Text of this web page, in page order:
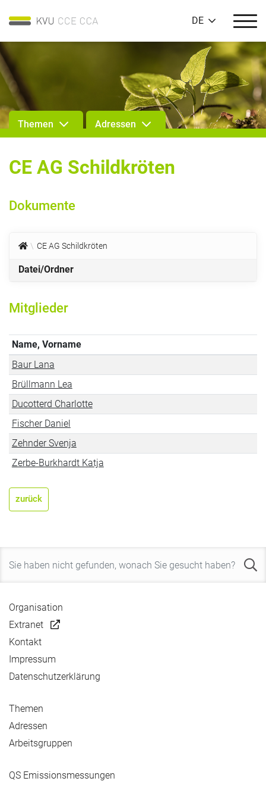
DE
Themen Adressen
CE AG Schildkröten
Dokumente
CE AG Schildkröten
Datei/Ordner
Mitglieder
Name, Vorname
Baur Lana
Brüllmann Lea
Ducotterd Charlotte
Fischer Daniel
Zehnder Svenja
Zerbe-Burkhardt Katja
zurück
Organisation
Extranet
Kontakt
Impressum
Datenschutzerklärung
Themen
Adressen
Arbeitsgruppen
QS Emissionsmessungen